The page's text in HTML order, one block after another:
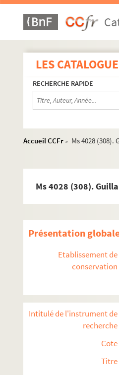
LES
RECHERCHE RAPIDE
Accueil CCFr >
Ms 4028
Ms 4028 (308).
Présentation
Etablissement de
conservation
Intitulé de l'instrument de
recherche
Cote
Titre
Papiers personnels
Papiers de famille
Famille Thouverey et
Ms 4028 (296).
Ms 4028 (298).
Ms 4028 (299).
Ms 4028 (317).
Ms 4028 (318).
Pierre Guillon,